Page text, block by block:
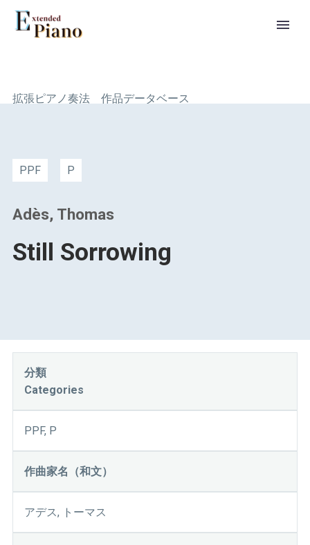
拡張ピアノ奏法 作品データベース
PPF P
Adès, Thomas
Still Sorrowing
分類
Categories
PPF, P
作曲家名（和文）
アデス, トーマス